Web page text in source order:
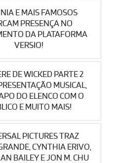
E MAIS FAMOSOS
PRESENÇA NO
DA PLATAFORMA
VERSIO!
DE WICKED PARTE 2
MUSICAL,
DO ELENCO COM O
E MUITO MAIS!
PICTURES TRAZ
CYNTHIA ERIVO,
BAILEY E JON M. CHU